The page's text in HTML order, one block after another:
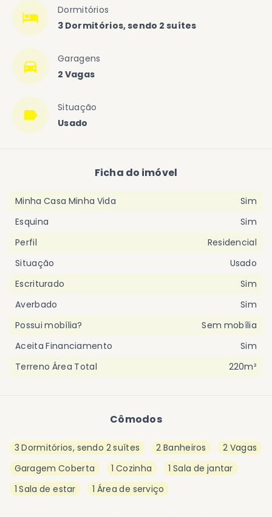
Dormitórios
3 Dormitórios, sendo 2 suítes
Garagens
2 Vagas
Situação
Usado
Cômodos
3 Dormitórios, sendo 2 suítes 2 Banheiros
2 Vagas
Garagem Coberta
1 Cozinha
1 Sala de jantar
1 Sala de estar
1 Área de serviço
Ficha do imóvel
Minha Casa Minha Vida
Sim
Esquina
Sim
Perfil
Residencial
Situação
Usado
Escriturado
Sim
Averbado
Sim
Possui mobília?
Sem mobília
Aceita Financiamento
Sim
Terreno Área Total
220m²